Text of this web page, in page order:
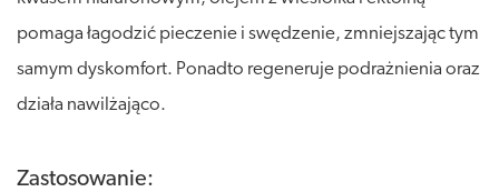
pomaga łagodzić pieczenie i swędzenie, zmniejszając tym
samym dyskomfort. Ponadto regeneruje podrażnienia oraz
działa nawilżająco.
Zastosowanie: